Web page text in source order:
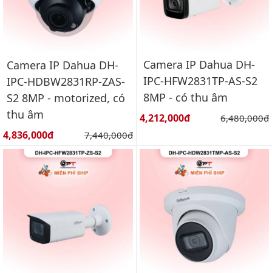
Camera IP Dahua DH-
IPC-HDBW2831RP-ZAS-
S2 8MP - motorized, có
thu âm
Giá bán:
4,836,000đ Giá gốc:
7,440,000đ
Camera IP Dahua DH-
IPC-HFW2831TP-AS-S2
8MP - có thu âm
Giá bán:
4,212,000đ Giá gốc:
6,480,000đ